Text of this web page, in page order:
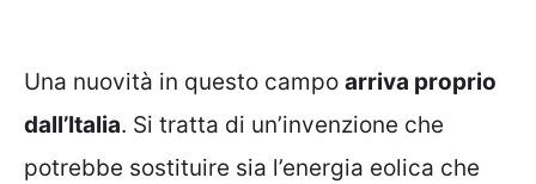
Una nuovità in questo campo arriva proprio
dall’Italia. Si tratta di un’invenzione che
potrebbe sostituire sia l’energia eolica che